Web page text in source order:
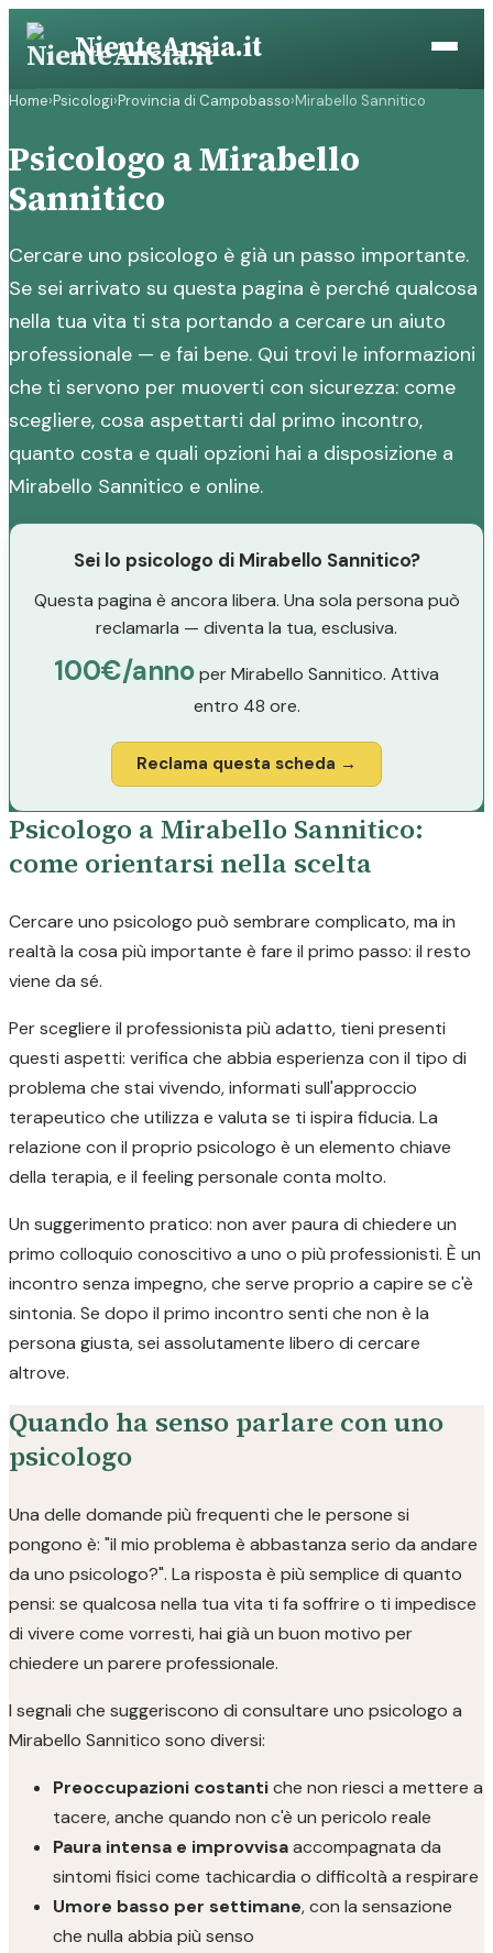
Vai
contenuto
NienteAnsia.it
Home›Psicologi›Provincia di Campobasso›Mirabello Sannitico
Psicologo a Mirabello
Sannitico
Cercare uno psicologo è già un passo importante.
Se sei arrivato su questa pagina è perché qualcosa
nella tua vita ti sta portando a cercare un aiuto
professionale — e fai bene. Qui trovi le informazioni
che ti servono per muoverti con sicurezza: come
scegliere, cosa aspettarti dal primo incontro,
quanto costa e quali opzioni hai a disposizione a
Mirabello Sannitico e online.
Sei lo psicologo di Mirabello Sannitico?
Questa pagina è ancora libera. Una sola persona può
reclamarla — diventa la tua, esclusiva.
100€/annoper Mirabello Sannitico. Attiva
entro 48 ore.
Reclama questa scheda →
Psicologo a Mirabello Sannitico:
come orientarsi nella scelta
Cercare uno psicologo può sembrare complicato, ma in
realtà la cosa più importante è fare il primo passo: il resto
viene da sé.
Per scegliere il professionista più adatto, tieni presenti
questi aspetti: verifica che abbia esperienza con il tipo di
problema che stai vivendo, informati sull'approccio
terapeutico che utilizza e valuta se ti ispira fiducia. La
relazione con il proprio psicologo è un elemento chiave
della terapia, e il feeling personale conta molto.
Un suggerimento pratico: non aver paura di chiedere un
primo colloquio conoscitivo a uno o più professionisti. È un
incontro senza impegno, che serve proprio a capire se c'è
sintonia. Se dopo il primo incontro senti che non è la
persona giusta, sei assolutamente libero di cercare
altrove.
Quando ha senso parlare con uno
psicologo
Una delle domande più frequenti che le persone si
pongono è: "il mio problema è abbastanza serio da andare
da uno psicologo?". La risposta è più semplice di quanto
pensi: se qualcosa nella tua vita ti fa soffrire o ti impedisce
di vivere come vorresti, hai già un buon motivo per
chiedere un parere professionale.
I segnali che suggeriscono di consultare uno psicologo a
Mirabello Sannitico sono diversi:
Preoccupazioni costantiche non riesci a mettere a
tacere, anche quando non c'è un pericolo reale
Paura intensa e improvvisaaccompagnata da
sintomi fisici come tachicardia o difficoltà a respirare
Umore basso per settimane, con la sensazione
che nulla abbia più senso